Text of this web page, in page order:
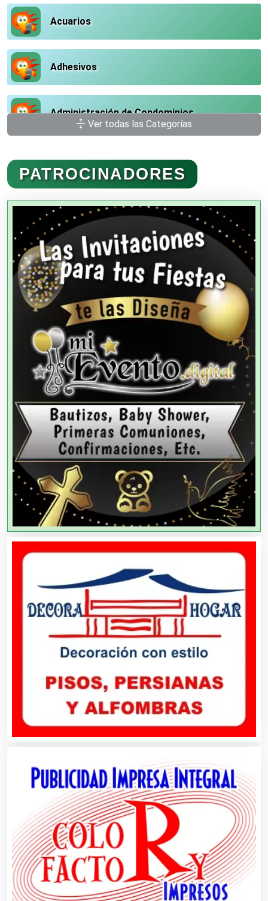
Acuarios
Adhesivos
Administración de Condominios
Administración de Empresas
Agencias Aduanales
Agencias de Autos
Agencias de Cobranza
Agencias de Colocación
Agencias de Modelos
Agencias de Publicidad
Agencias de Viajes
Agricultores
Agricultura y Ganadería
Agua Purificada
Aire Acondicionado
Alarmas
Alimentos
Almacenaje
Alquiler de Autos
Ver todas las Categorías
PATROCINADORES